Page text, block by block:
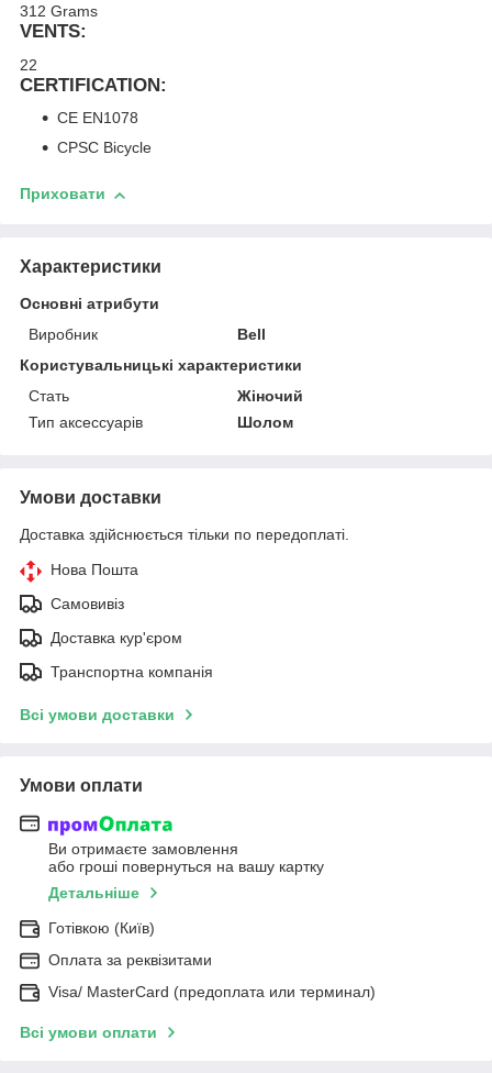
312 Grams
VENTS:
22
CERTIFICATION:
CE EN1078
CPSC Bicycle
Приховати
Характеристики
Основні атрибути
Виробник
Bell
Користувальницькі характеристики
Стать
Жіночий
Тип аксессуарів
Шолом
Умови доставки
Доставка здійснюється тільки по передоплаті.
Нова Пошта
Самовивіз
Доставка кур'єром
Транспортна компанія
Всі умови доставки
Умови оплати
Ви отримаєте замовлення
або гроші повернуться на вашу картку
Детальніше
Готівкою (Київ)
Оплата за реквізитами
Visa/ MasterCard (предоплата или терминал)
Всі умови оплати